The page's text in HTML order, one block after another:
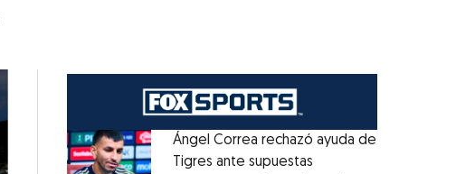
Ángel Correa rechazó ayuda de
Tigres ante supuestas